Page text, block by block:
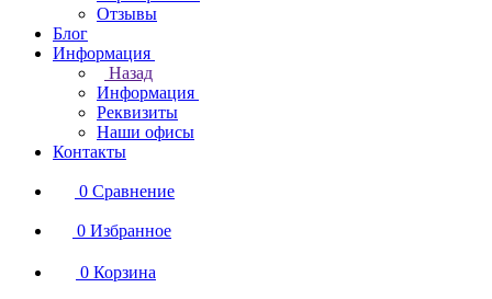
Отзывы
Блог
Информация
Назад
Информация
Реквизиты
Наши офисы
Контакты
0 Сравнение
0 Избранное
0 Корзина